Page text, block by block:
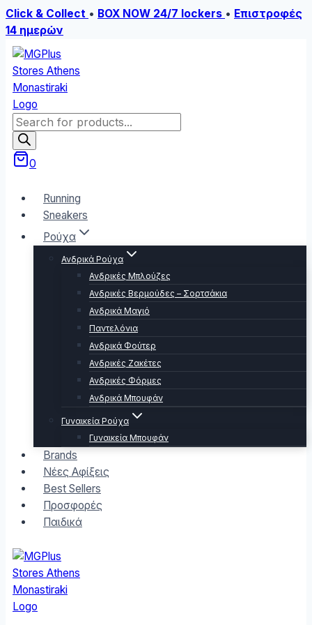
Click & Collect • BOX NOW 24/7 lockers • Επιστροφές
14 ημερών
Skip
to
content
Products
search
0
Running
Sneakers
Ρούχα
Ανδρικά Ρούχα
Ανδρικές Μπλούζες
Ανδρικές Βερμούδες – Σορτσάκια
Ανδρικά Μαγιό
Παντελόνια
Ανδρικά Φούτερ
Ανδρικές Ζακέτες
Ανδρικές Φόρμες
Ανδρικά Μπουφάν
Γυναικεία Ρούχα
Γυναικεία Μπουφάν
Brands
Νέες Αφίξεις
Best Sellers
Προσφορές
Παιδικά